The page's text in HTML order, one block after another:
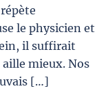
le physicien et
il suffirait
mieux. Nos
[…]